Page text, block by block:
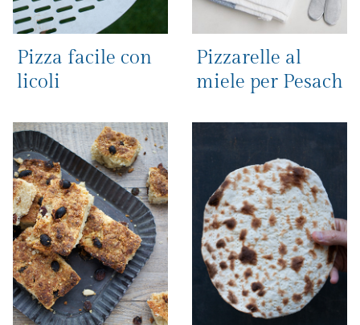
Pizza facile con
licoli
Pizzarelle al
miele per Pesach